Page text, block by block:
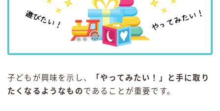
子どもが興味を示し、
「やってみたい！」と手に取り
たくなるようなものであることが重要です。